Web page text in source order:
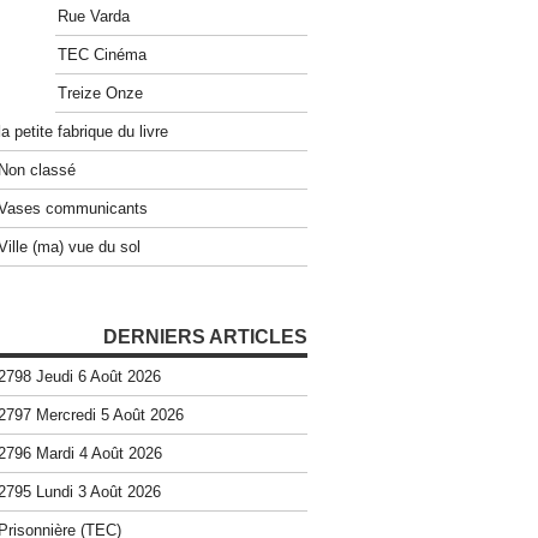
Rue Varda
TEC Cinéma
Treize Onze
la petite fabrique du livre
Non classé
communicants
(ma) vue du sol
DERNIERS ARTICLES
Jeudi 6 Août 2026
Mercredi 5 Août 2026
Mardi 4 Août 2026
Lundi 3 Août 2026
Prisonnière (TEC)